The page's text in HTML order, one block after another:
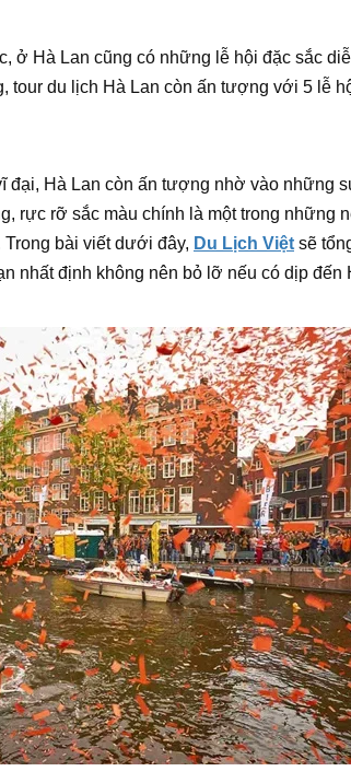
ở Hà Lan cũng có những lễ hội đặc sắc
tour du lịch Hà Lan còn ấn tượng với 5 lễ
đại, Hà Lan còn ấn tượng nhờ vào những
rực rỡ sắc màu chính là một trong những
Trong bài viết dưới đây, Du Lịch Việt sẽ
nhất định không nên bỏ lỡ nếu có dịp đến